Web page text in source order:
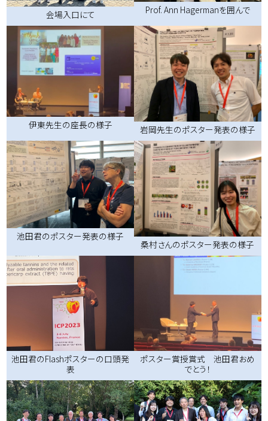
会場入口にて Prof. Ann Hagermanを囲んで
伊東先生の座長の様子 岩岡先生のポスター発表の様子
池田君のポスター発表の様子
桑村さんのポスター発表の様子
池田君のFlashポスターの口頭発
表
ポスター賞授賞式 池田君おめ
でとう！